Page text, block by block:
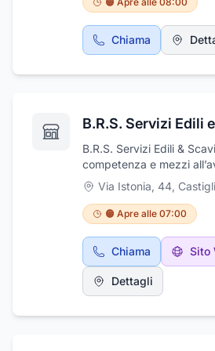
pane fresco, frutta e
servizio di consegna a
che ne fanno richiesta!
Chiama
B.R.S. Servizi Edili
B.R.S. Servizi Edili &
competenza e mezzi
soluzioni su misura per
pubblica
di:Scavi e
fondazioni e strutture in
armatoUrbanizzazioni e
stradaliLavori edili civili e
industrialiGarantiamo
massima sicurezza in
professionalità.
Via Istonia, 44,
🟠 Apre alle 07:00
Chiama Sito
Dettagli